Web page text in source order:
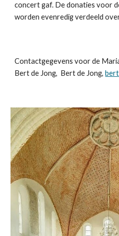
concert gaf. De donaties voor
worden evenredig verdeeld
Contactgegevens voor de
Bert de Jong, Bert de Jong,